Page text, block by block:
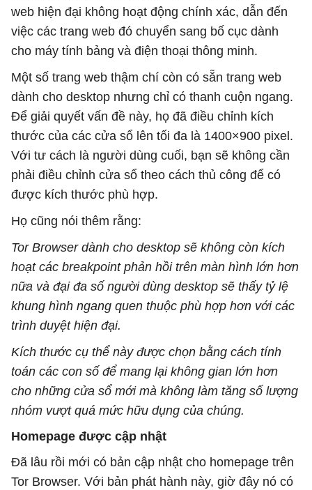
web hiện đại không hoạt động chính xác, dẫn đến
việc các trang web đó chuyển sang bố cục dành
cho máy tính bảng và điện thoại thông minh.
Một số trang web thậm chí còn có sẵn trang web
dành cho desktop nhưng chỉ có thanh cuộn ngang.
Để giải quyết vấn đề này, họ đã điều chỉnh kích
thước của các cửa sổ lên tối đa là 1400×900 pixel.
Với tư cách là người dùng cuối, bạn sẽ không cần
phải điều chỉnh cửa sổ theo cách thủ công để có
được kích thước phù hợp.
Họ cũng nói thêm rằng:
Tor Browser dành cho desktop sẽ không còn kích
hoạt các breakpoint phản hồi trên màn hình lớn hơn
nữa và đại đa số người dùng desktop sẽ thấy tỷ lệ
khung hình ngang quen thuộc phù hợp hơn với các
trình duyệt hiện đại.
Kích thước cụ thể này được chọn bằng cách tính
toán các con số để mang lại không gian lớn hơn
cho những cửa sổ mới mà không làm tăng số lượng
nhóm vượt quá mức hữu dụng của chúng.
Homepage được cập nhật
Đã lâu rồi mới có bản cập nhật cho homepage trên
Tor Browser. Với bản phát hành này, giờ đây nó có